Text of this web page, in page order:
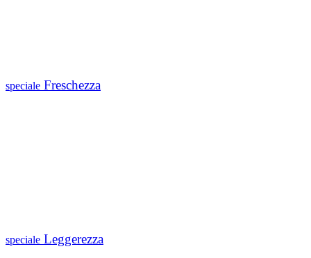
speciale Freschezza
speciale Leggerezza